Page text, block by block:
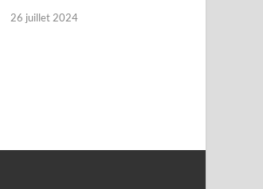
26 juillet 2024